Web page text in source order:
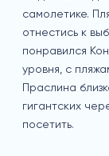
самолетике.
отнестись к
понравился
уровня, с
Праслина
гигантских
посетить.